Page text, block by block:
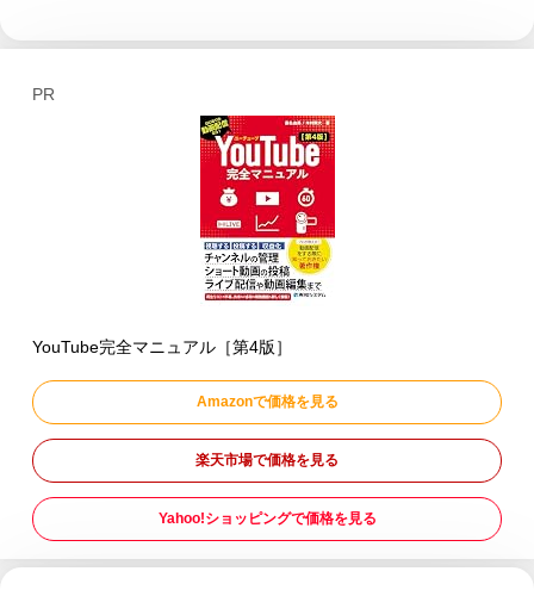
PR
YouTube完全マニュアル［第4版］
Amazonで価格を見る
楽天市場で価格を見る
Yahoo!ショッピングで価格を見る